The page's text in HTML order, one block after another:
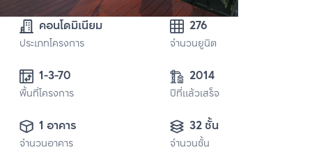
คอนโดมิเนียม
ประเภทโครงการ
276
จำนวนยูนิต
1-3-70
พื้นที่โครงการ
2014
ปีที่แล้วเสร็จ
1 อาคาร
จำนวนอาคาร
32 ชั้น
จำนวนชั้น